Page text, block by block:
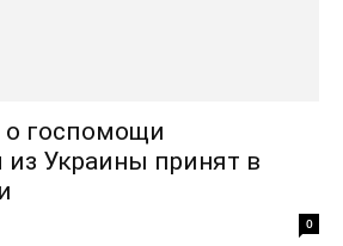
о госпомощи
из Украины принят в
0